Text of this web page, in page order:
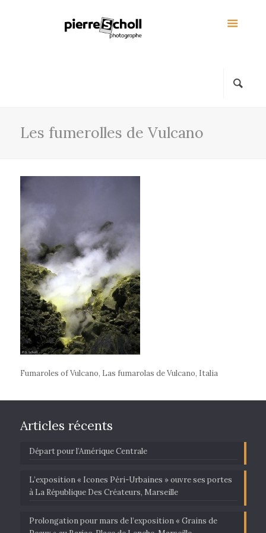
Les fumerolles de Vulcano
Fumaroles of Vulcano, Las fumarolas de Vulcano, Italia
Articles récents
Départ pour l’Amérique Centrale
L’exposition « Icones Péri-Urbaines » ouvre ses portes
à La République Des Créateurs, Marseille
Prolongation pour mars de l’exposition « Grains de